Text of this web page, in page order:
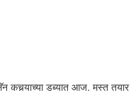
कचर्‍याच्या डब्यात आज. मस्त तयार